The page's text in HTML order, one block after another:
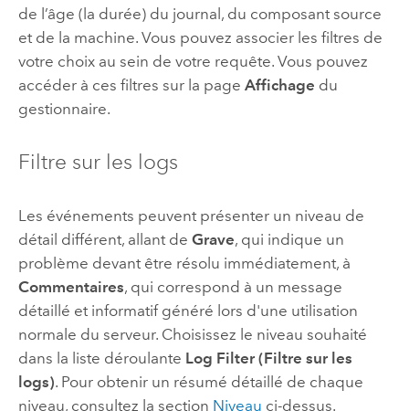
de l’âge (la durée) du journal, du composant source
et de la machine. Vous pouvez associer les filtres de
votre choix au sein de votre requête. Vous pouvez
accéder à ces filtres sur la page Affichage du
gestionnaire.
Filtre sur les logs
Les événements peuvent présenter un niveau de
détail différent, allant de Grave, qui indique un
problème devant être résolu immédiatement, à
Commentaires, qui correspond à un message
détaillé et informatif généré lors d'une utilisation
normale du serveur. Choisissez le niveau souhaité
dans la liste déroulante Log Filter (Filtre sur les
logs). Pour obtenir un résumé détaillé de chaque
niveau, consultez la section Niveau ci-dessus.